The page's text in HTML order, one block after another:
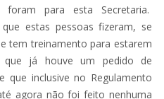
para esta Secretaria.
estas pessoas fizeram, se
tem treinamento para estarem
que já houve um pedido de
que inclusive no Regulamento
agora não foi feito nenhuma